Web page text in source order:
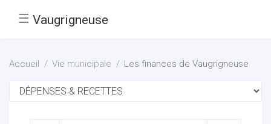
☰ Vaugrigneuse
Accueil Vie municipale Les finances de Vaugrigneuse